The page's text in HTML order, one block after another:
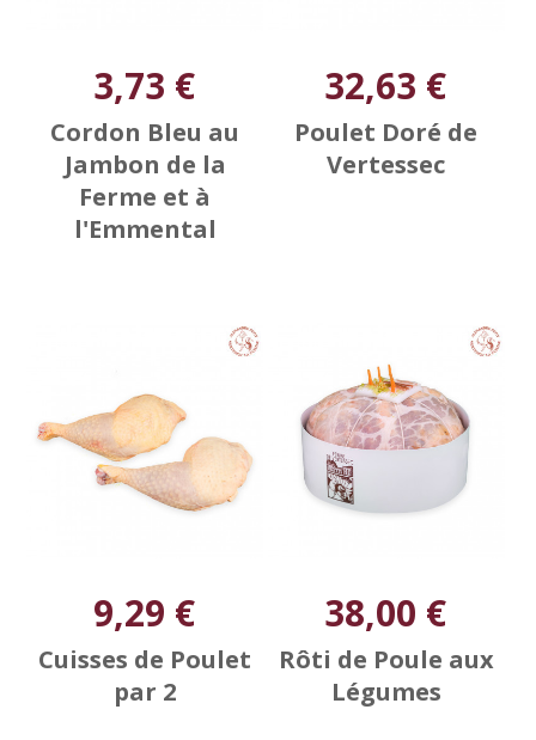
3,73 €
Cordon Bleu au
Jambon de la
Ferme et à
l'Emmental
32,63 €
Poulet Doré de
Vertessec
9,29 €
Cuisses de Poulet
par 2
38,00 €
Rôti de Poule aux
Légumes